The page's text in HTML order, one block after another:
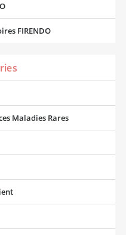
FIRENDO
Maladies Rares